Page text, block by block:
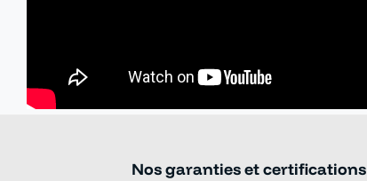
Nos garanties et certifications